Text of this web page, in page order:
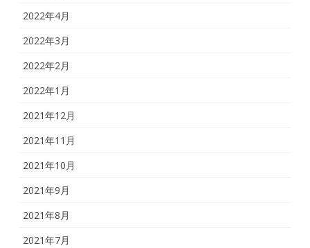
2022年4月
2022年3月
2022年2月
2022年1月
2021年12月
2021年11月
2021年10月
2021年9月
2021年8月
2021年7月